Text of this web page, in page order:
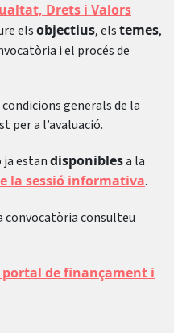
Drets i Valors
elsobjectius, elstemes,
i el procés de
generals de la
per a l’avaluació.
ja estandisponiblesa la
la sessió informativa.
convocatòria consulteu
portal de finançament i